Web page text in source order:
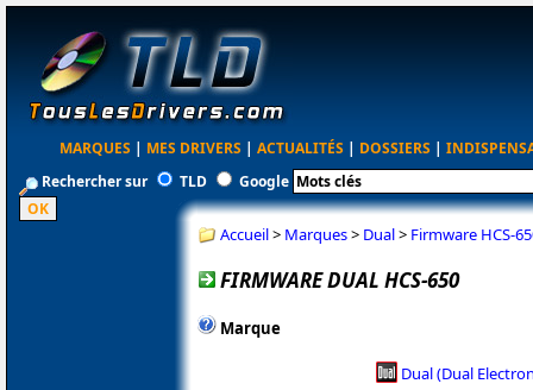
MARQUES | MES DRIVERS | ACTUALITÉS | DOSSIERS |
Rechercher sur
TLD Google
Accueil> Marques> Dual> Firmware HCS-
FIRMWARE DUAL HCS-650
Marque
Dual (Dual